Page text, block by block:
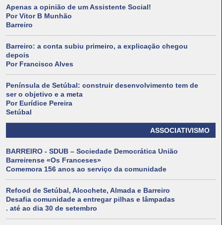
Apenas a opinião de um Assistente Social!
Por Vitor B Munhão
Barreiro
Barreiro: a conta subiu primeiro, a explicação chegou
depois
Por Francisco Alves
Península de Setúbal: construir desenvolvimento tem de
ser o objetivo e a meta
Por Eurídice Pereira
Setúbal
ASSOCIATIVISMO
BARREIRO - SDUB – Sociedade Democrática União
Barreirense «Os Franceses»
Comemora 156 anos ao serviço da comunidade
Refood de Setúbal, Alcochete, Almada e Barreiro
Desafia comunidade a entregar pilhas e lâmpadas
. até ao dia 30 de setembro